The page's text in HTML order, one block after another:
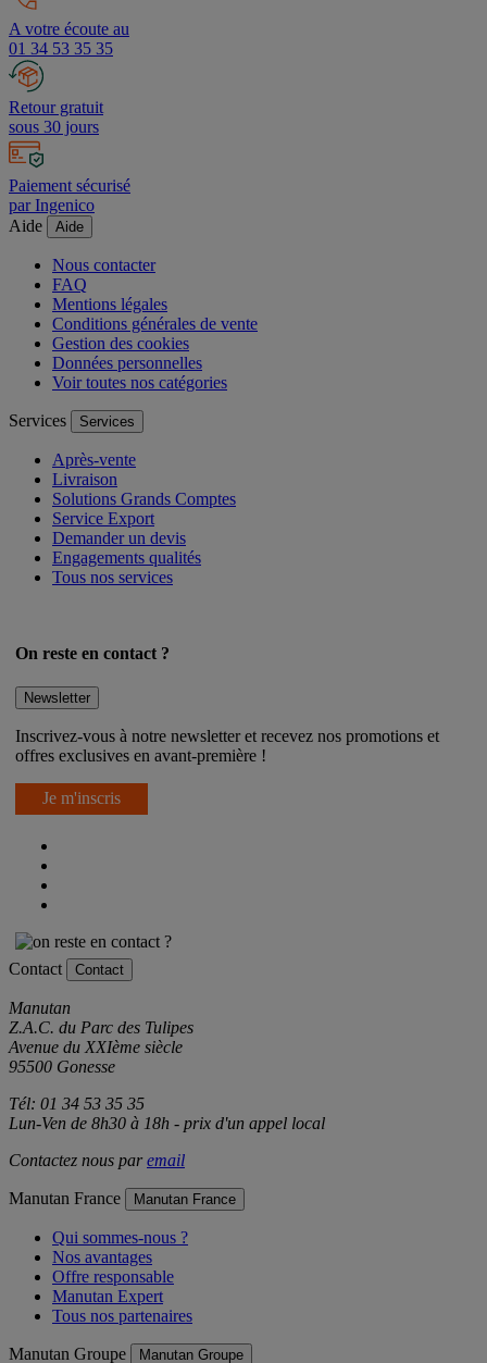
A votre écoute au
01 34 53 35 35
Retour gratuit
sous 30 jours
Paiement sécurisé
par Ingenico
Aide
Aide
Nous contacter
FAQ
Mentions légales
Conditions générales de vente
Gestion des cookies
Données personnelles
Voir toutes nos catégories
Services Services
Après-vente
Livraison
Solutions Grands Comptes
Service Export
Demander un devis
Engagements qualités
Tous nos services
On reste en contact ?
Newsletter
Inscrivez-vous à notre newsletter et recevez nos promotions et
offres exclusives en avant-première !
Je m'inscris
Contact Contact
Manutan
Z.A.C. du Parc des Tulipes
Avenue du XXIème siècle
95500 Gonesse
Tél: 01 34 53 35 35
Lun-Ven de 8h30 à 18h - prix d'un appel local
Contactez nous paremail
Manutan France Manutan France
Qui sommes-nous ?
Nos avantages
Offre responsable
Manutan Expert
Tous nos partenaires
Manutan Groupe Manutan Groupe